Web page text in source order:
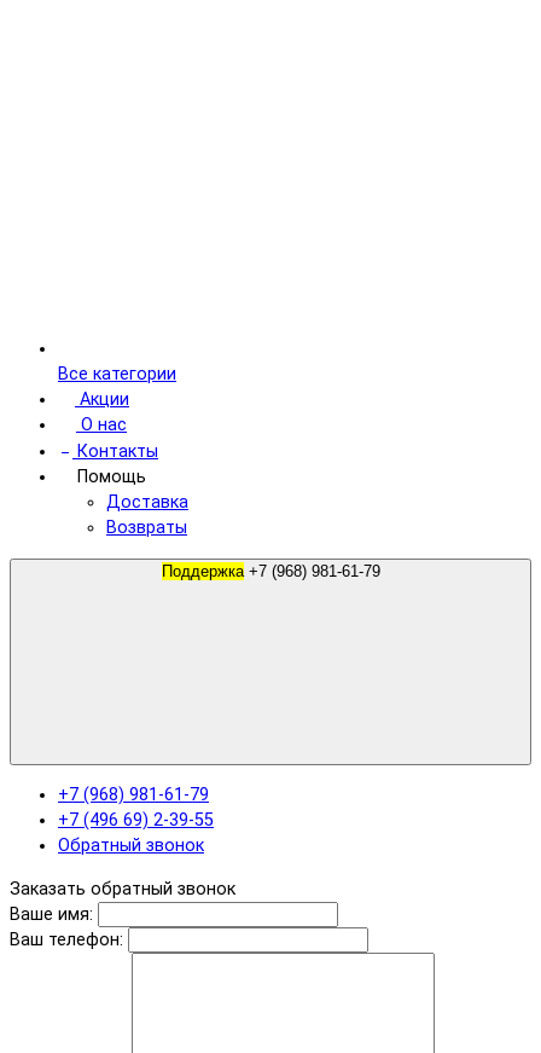
Все категории
Акции
О нас
Контакты
Помощь
Доставка
Возвраты
Поддержка +7 (968) 981-61-79
+7 (968) 981-61-79
+7 (496 69) 2-39-55
Обратный звонок
Заказать обратный звонок
Ваше имя:
Ваш телефон: